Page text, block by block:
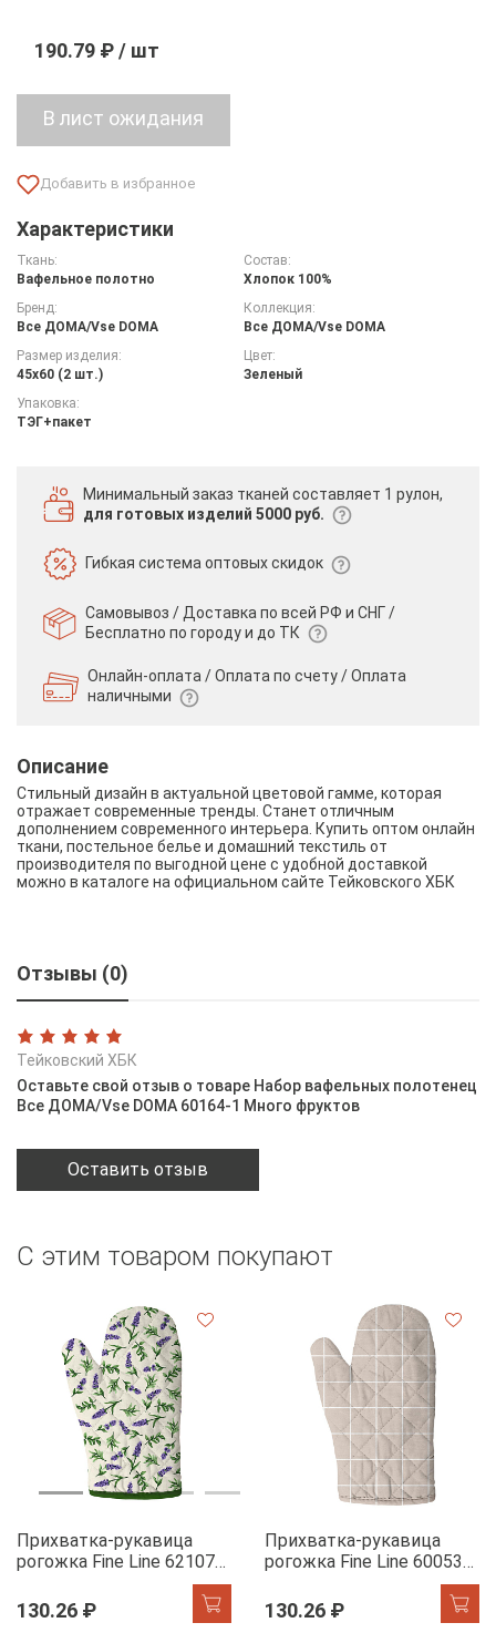
190.79 ₽ / шт
Характеристики
Ткань:
Вафельное полотно
Состав:
Хлопок 100%
Бренд:
Все ДOMA/Vse DOMA
Коллекция:
Все ДOMA/Vse DOMA
Размер изделия:
45х60 (2 шт.)
Цвет:
Зеленый
Упаковка:
ТЭГ+пакет
Минимальный заказ тканей составляет 1 рулон,
для готовых изделий 5000 руб.
Гибкая системаоптовых скидок
Самовывоз / Доставка по всей РФ и СНГ /
Бесплатно по городу и до ТК
Онлайн-оплата / Оплата по счету /Оплата
наличными
Описание
Стильный дизайн в актуальной цветовой гамме, которая
отражает современные тренды. Станет отличным
дополнением современного интерьера. Купить оптом онлайн
ткани, постельное белье и домашний текстиль от
производителя по выгодной цене с удобной доставкой
можно в каталоге на официальном сайте Тейковского ХБК
Отзывы (0)
Тейковский ХБК
Оставьте свой отзыв о товаре Набор вафельных полотенец
Все ДОМА/Vse DOMA 60164-1 Много фруктов
Оставить отзыв
С этим товаром покупают
Прихватка-рукавица
рогожка Fine Line 62107-1
130.26 ₽
Прихватка-рукавица
рогожка Fine Line 60053-1
130.26 ₽